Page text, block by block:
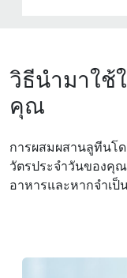
วิธีนำมาใช้
คุณ
การผสมผสานลูทีนโด
วัตรประจําวันของคุ
อาหารและหากจําเป็